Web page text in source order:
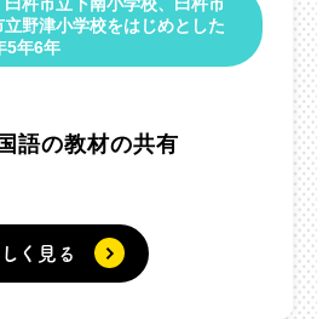
野津小学校をはじめとした
5年6年
語の教材の共有
く見る